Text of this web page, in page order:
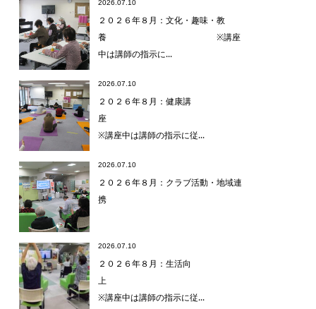
2026.07.10
２０２６年８月：文化・趣味・教
養 ※講座
中は講師の指示に...
2026.07.10
２０２６年８月：健康講
座
※講座中は講師の指示に従...
2026.07.10
２０２６年８月：クラブ活動・地域連
携
2026.07.10
２０２６年８月：生活向
上
※講座中は講師の指示に従...